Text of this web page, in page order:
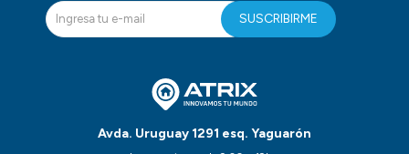
Avda. Uruguay 1291 esq. Yaguarón
SUSCRIBIRME